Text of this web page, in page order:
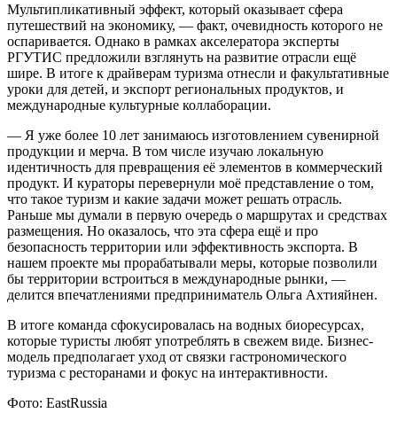
Мультипликативный эффект, который оказывает сфера
путешествий на экономику, — факт, очевидность которого не
оспаривается. Однако в рамках акселератора эксперты
РГУТИС предложили взглянуть на развитие отрасли ещё
шире. В итоге к драйверам туризма отнесли и факультативные
уроки для детей, и экспорт региональных продуктов, и
международные культурные коллаборации.
— Я уже более 10 лет занимаюсь изготовлением сувенирной
продукции и мерча. В том числе изучаю локальную
идентичность для превращения её элементов в коммерческий
продукт. И кураторы перевернули моё представление о том,
что такое туризм и какие задачи может решать отрасль.
Раньше мы думали в первую очередь о маршрутах и средствах
размещения. Но оказалось, что эта сфера ещё и про
безопасность территории или эффективность экспорта. В
нашем проекте мы прорабатывали меры, которые позволили
бы территории встроиться в международные рынки, —
делится впечатлениями предприниматель Ольга Ахтияйнен.
В итоге команда сфокусировалась на водных биоресурсах,
которые туристы любят употреблять в свежем виде. Бизнес-
модель предполагает уход от связки гастрономического
туризма с ресторанами и фокус на интерактивности.
Фото: EastRussia